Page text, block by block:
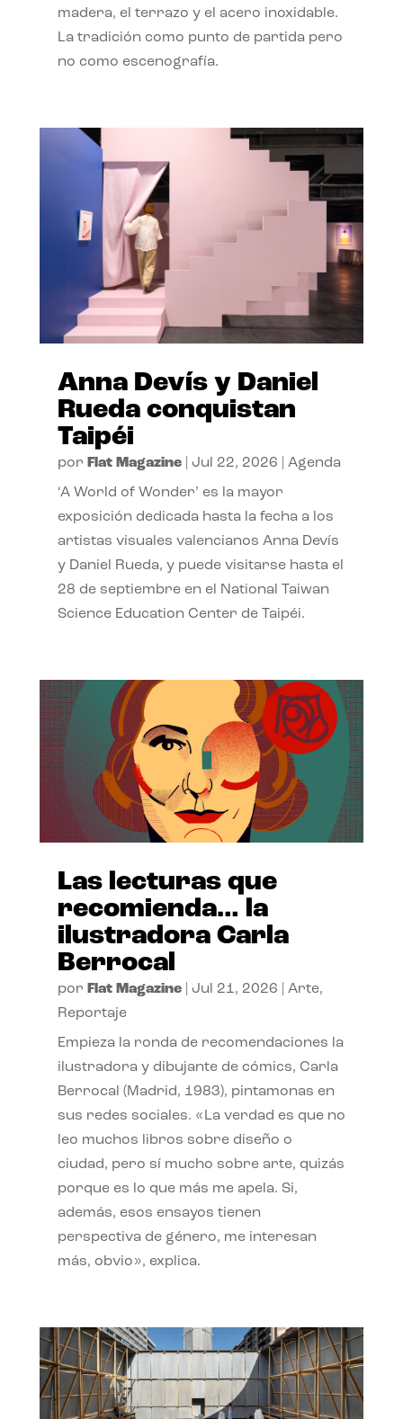
madera, el terrazo y el acero inoxidable.
La tradición como punto de partida pero
no como escenografía.
Anna Devís y Daniel
Rueda conquistan
Taipéi
por Flat Magazine| Jul 22, 2026 Agenda
‘A World of Wonder’ es la mayor
exposición dedicada hasta la fecha a los
artistas visuales valencianos Anna Devís
y Daniel Rueda, y puede visitarse hasta el
28 de septiembre en el National Taiwan
Science Education Center de Taipéi.
Las lecturas que
recomienda… la
ilustradora Carla
Berrocal
por Flat Magazine| Jul 21, 2026 Arte,
Reportaje
Empieza la ronda de recomendaciones la
ilustradora y dibujante de cómics, Carla
Berrocal (Madrid, 1983), pintamonas en
sus redes sociales. «La verdad es que no
leo muchos libros sobre diseño o
ciudad, pero sí mucho sobre arte, quizás
porque es lo que más me apela. Si,
además, esos ensayos tienen
perspectiva de género, me interesan
más, obvio», explica.